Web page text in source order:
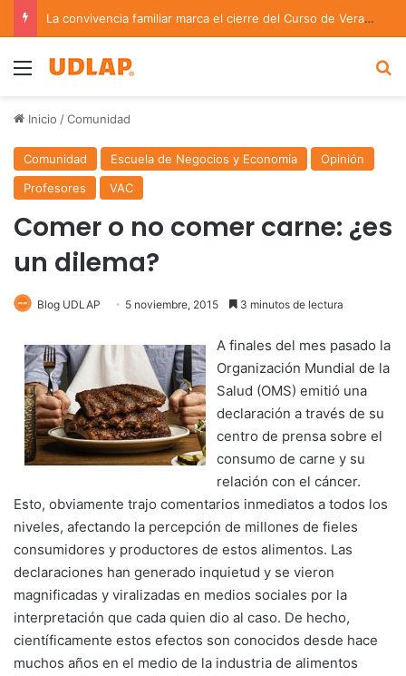
La convivencia familiar marca el cierre del Curso de Verano de Escuelas Aztecas
Menu
Inicio /Comunidad
Comunidad Escuela de Negocios y Economía
Opinión
Profesores
VAC
Comer o no comer carne: ¿es
un dilema?
Blog UDLAP 5 noviembre, 2015 3 minutos de lectura
A finales del mes pasado la
Organización Mundial de la
Salud (OMS) emitió una
declaración a través de su
centro de prensa sobre el
consumo de carne y su
relación con el cáncer.
Esto, obviamente trajo comentarios inmediatos a todos los
niveles, afectando la percepción de millones de fieles
consumidores y productores de estos alimentos. Las
declaraciones han generado inquietud y se vieron
magnificadas y viralizadas en medios sociales por la
interpretación que cada quien dio al caso. De hecho,
científicamente estos efectos son conocidos desde hace
muchos años en el medio de la industria de alimentos